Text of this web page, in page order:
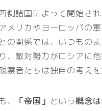
側諸国によって開始さ
メリカやヨーロッパの
の関係では、いつもの
、敵対勢力がロシアに
察者たちは独自の考えを
「帝国」 という概念